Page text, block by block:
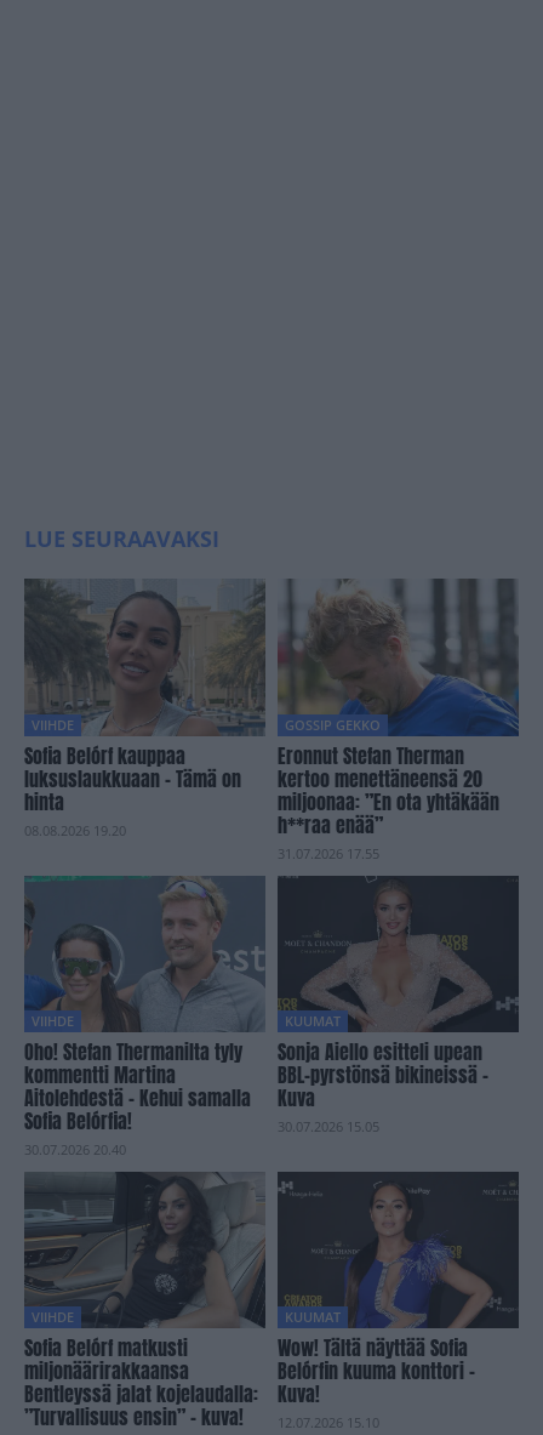
LUE SEURAAVAKSI
VIIHDE
Sofia Belórf kauppaa
luksuslaukkuaan – Tämä on
hinta
08.08.2026 19.20
GOSSIP GEKKO
Eronnut Stefan Therman
kertoo menettäneensä 20
miljoonaa: ”En ota yhtäkään
h**raa enää”
31.07.2026 17.55
VIIHDE
Oho! Stefan Thermanilta tyly
kommentti Martina
Aitolehdestä – Kehui samalla
Sofia Belórfia!
30.07.2026 20.40
KUUMAT
Sonja Aiello esitteli upean
BBL-pyrstönsä bikineissä –
Kuva
30.07.2026 15.05
VIIHDE
Sofia Belórf matkusti
miljonäärirakkaansa
Bentleyssä jalat kojelaudalla:
”Turvallisuus ensin” – kuva!
KUUMAT
Wow! Tältä näyttää Sofia
Belórfin kuuma konttori –
Kuva!
12.07.2026 15.10